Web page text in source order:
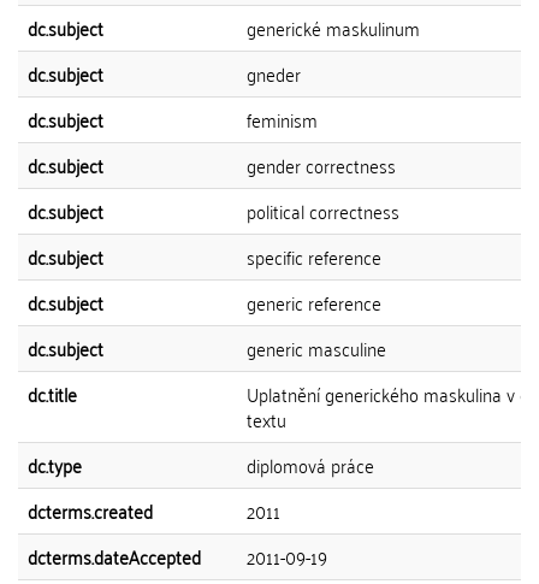
dc.subject
generické maskulinum
dc.subject
gneder
dc.subject
feminism
dc.subject
gender correctness
dc.subject
political correctness
dc.subject
specific reference
dc.subject
generic reference
dc.subject
generic masculine
dc.title
Uplatnění generického maskulina v
textu
dc.type
diplomová práce
dcterms.created
2011
dcterms.dateAccepted
2011-09-19